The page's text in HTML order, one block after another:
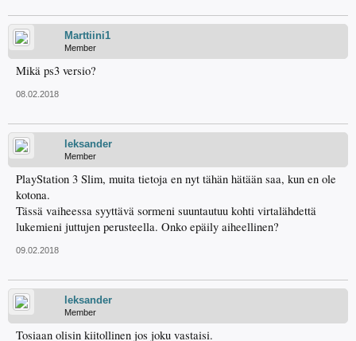
Marttiini1
Member
Mikä ps3 versio?
08.02.2018
leksander
Member
PlayStation 3 Slim, muita tietoja en nyt tähän hätään saa, kun en ole
kotona.
Tässä vaiheessa syyttävä sormeni suuntautuu kohti virtalähdettä
lukemieni juttujen perusteella. Onko epäily aiheellinen?
09.02.2018
leksander
Member
Tosiaan olisin kiitollinen jos joku vastaisi.